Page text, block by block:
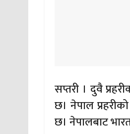
सप्तरी । दुवै
छ। नेपाल
छ। नेपालबाट